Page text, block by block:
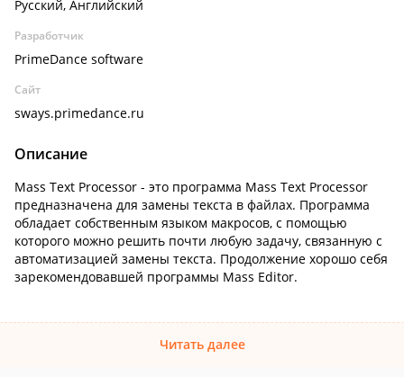
Русский, Английский
Разработчик
PrimeDance software
Сайт
sways.primedance.ru
Описание
Mass Text Processor - это программа Mass Text Processor
предназначена для замены текста в файлах. Программа
обладает собственным языком макросов, с помощью
которого можно решить почти любую задачу, связанную с
автоматизацией замены текста. Продолжение хорошо себя
зарекомендовавшей программы Mass Editor.
Читать далее